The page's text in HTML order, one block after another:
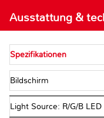
Ausstattung &
Spezifikationen
Bildschirm
Light Source: R/G/B LED